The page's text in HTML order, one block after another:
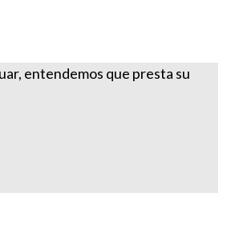
entendemos que presta su